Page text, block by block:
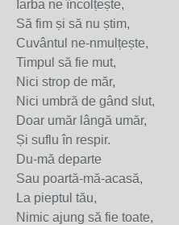
Iarba ne încolțește,
Să fim și să nu știm,
Cuvântul ne-nmulțește,
Timpul să fie mut,
Nici strop de măr,
Nici umbră de gând slut,
Doar umăr lângă umăr,
Și suflu în respir.
Du-mă departe
Sau poartă-mă-acasă,
La pieptul tău,
Nimic ajung să fie toate,